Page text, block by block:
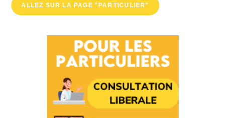
ALLEZ SUR LA PAGE "PARTICULIER"